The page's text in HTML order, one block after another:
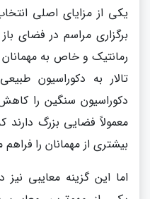
یکی از مزایای اصلی
برگزاری مراسم در فضای
رمانتیک و خاص به
تالار به دکوراسیون
دکوراسیون سنگین را
معمولاً فضایی بزرگ دارند
بیشتری از مهمانان را
اما این گزینه معایبی